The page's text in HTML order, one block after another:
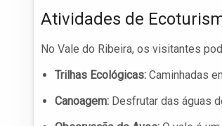
Atividades de
No Vale do Ribeira, os visitantes
Trilhas Ecológicas: Caminhadas
Canoagem: Desfrutar das águas